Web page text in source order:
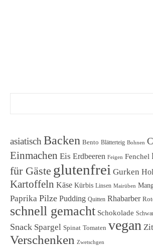
asiatisch Backen Bento Blätterteig Bohnen
Einmachen Eis Erdbeeren Feigen Fenchel
für Gäste glutenfrei Gurken
Kartoffeln Käse Kürbis Linsen Mairüben
Paprika Pilze Pudding Quitten Rhabarber
schnell gemacht Schokolade
Snack Spargel Spinat Tomaten vegan
Verschenken Zwetschgen